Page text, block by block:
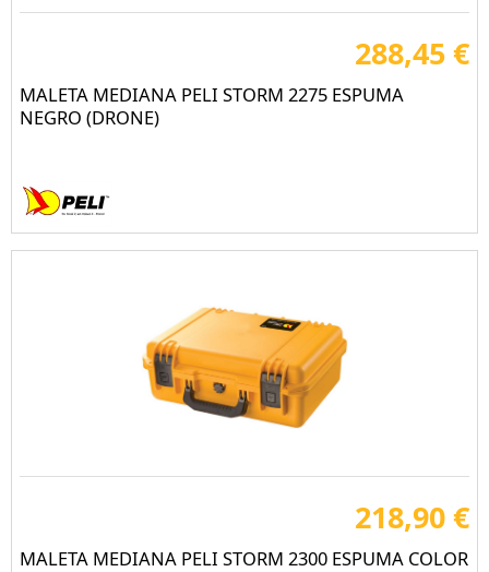
288,45 €
MALETA MEDIANA PELI STORM 2275 ESPUMA
NEGRO (DRONE)
218,90 €
MALETA MEDIANA PELI STORM 2300 ESPUMA COLOR